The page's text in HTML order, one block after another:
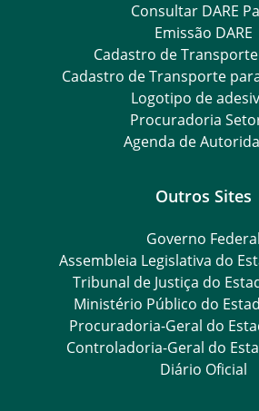
Consultar DARE
Emissão DARE
Cadastro de
Cadastro de Transporte
Logotipo de
Procuradoria
Agenda de
Outros Sites
Governo Federal
Assembleia Legislativa do
Tribunal de Justiça do
Ministério Público do
Procuradoria-Geral do
Controladoria-Geral do
Diário Oficial